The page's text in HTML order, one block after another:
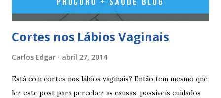
Cortes nos Lábios Vaginais
Carlos Edgar abril 27, 2014
Está com cortes nos lábios vaginais? Então tem mesmo que
ler este post para perceber as causas, possíveis cuidados